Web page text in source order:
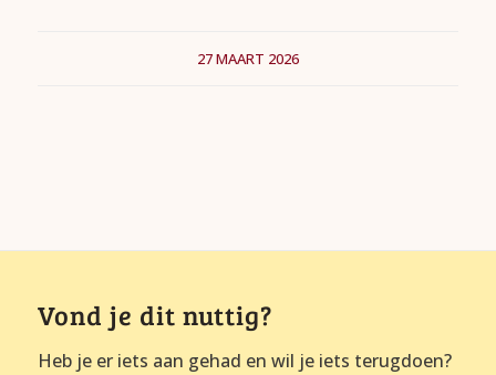
27 MAART 2026
Vond je dit nuttig?
Heb je er iets aan gehad en wil je iets terugdoen?